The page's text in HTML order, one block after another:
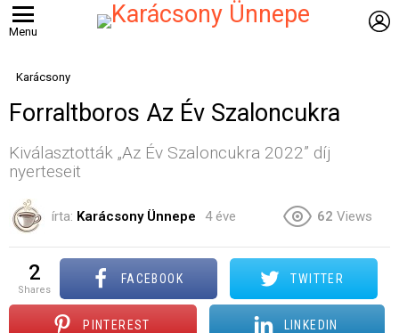
Menu
Karácsony
Forraltboros Az Év Szaloncukra
Kiválasztották „Az Év Szaloncukra 2022” díj
nyerteseit
írta: Karácsony Ünnepe 4 éve 62 Views
2
shares
FACEBOOK TWITTER
PINTEREST LINKEDIN